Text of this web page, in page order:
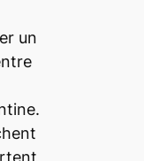
un